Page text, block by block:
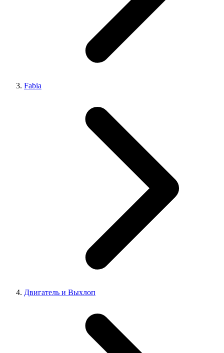
Fabia
Двигатель и Выхлоп